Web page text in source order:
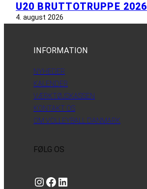
U20 BRUTTOTRUPPE 2026
4. august 2026
INFORMATION
NYHEDER
KALENDER
VÆRKTØJSKASSEN
KONTAKT OS
OM VOLLEYBALL DANMARK
FØLG OS
Instagram https://www.facebook.com/danishbeachvolleytour LinkedIn